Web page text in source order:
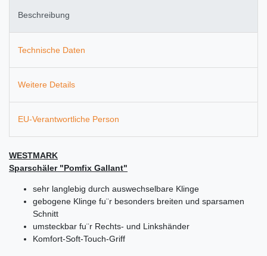
Beschreibung
Technische Daten
Weitere Details
EU-Verantwortliche Person
WESTMARK
Sparschäler "Pomfix Gallant"
sehr langlebig durch auswechselbare Klinge
gebogene Klinge fu¨r besonders breiten und sparsamen
Schnitt
umsteckbar fu¨r Rechts- und Linkshänder
Komfort-Soft-Touch-Griff